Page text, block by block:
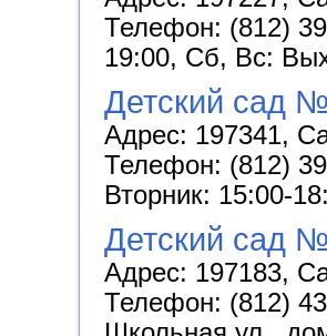
Телефон: (812)
19:00, Сб, Вс:
Детский сад
Адрес: 197341,
Телефон: (812)
Вторник: 15:00-
Детский сад
Адрес: 197183,
Телефон: (812)